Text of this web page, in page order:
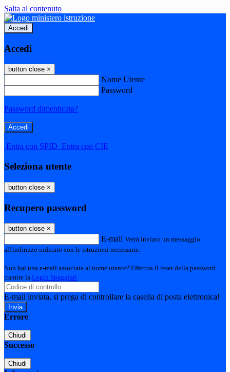
Salta al contenuto
Accedi
Accedi
button close ×
Nome Utente
Password
Password dimenticata?
-
Entra con SPID Entra con CIE
Seleziona utente
button close ×
Recupero password
button close ×
E-mail Verrà inviato un messaggio
all'indirizzo indicato con le istruzioni necessarie.
Non hai una e-mail associata al nome utente? Effettua il reset della password
tramite la Login Spaggiari
E-mail inviata, si prega di controllare la casella di posta elettronica!
Errore
Chiudi
Successo
Chiudi